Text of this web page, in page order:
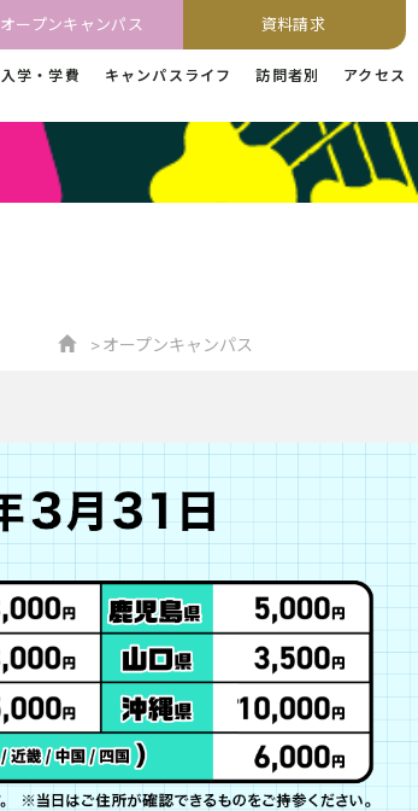
オープンキャンパス 資料請求
入学・学費 キャンパスライフ 訪問者別 アクセス
オープンキャンパス